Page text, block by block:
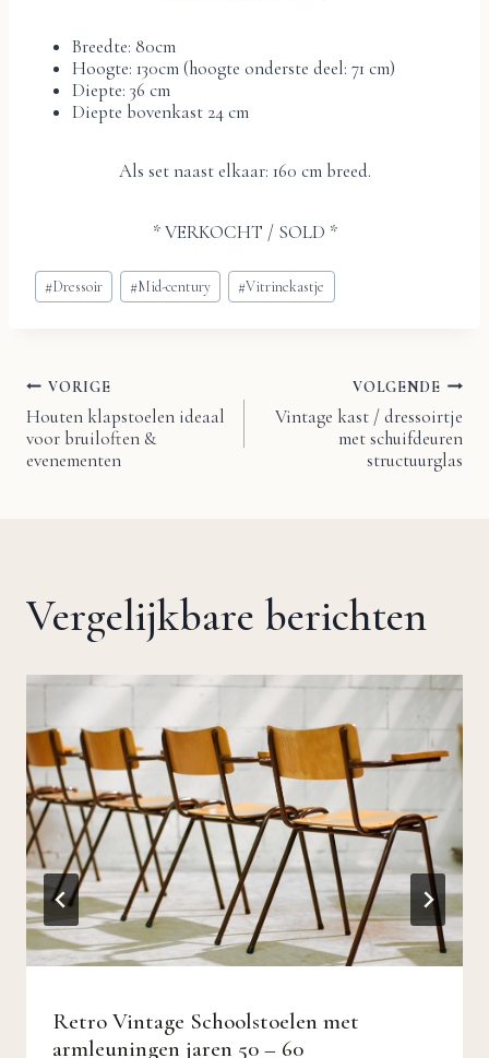
Breedte: 80cm
Hoogte: 130cm (hoogte onderste deel: 71 cm)
Diepte: 36 cm
Diepte bovenkast 24 cm
Als set naast elkaar: 160 cm breed.
* VERKOCHT / SOLD *
Bericht
tags:
#Dressoir #Mid-century #Vitrinekastje
Bericht
navigatie
VORIGE
Houten klapstoelen ideaal
voor bruiloften &
evenementen
VOLGENDE
Vintage kast / dressoirtje
met schuifdeuren
structuurglas
Vergelijkbare berichten
Retro Vintage Schoolstoelen met
armleuningen jaren 50 – 60